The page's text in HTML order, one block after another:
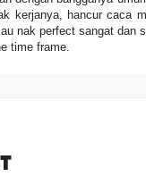
kerjanya, hancur caca
nak perfect sangat dan
time frame.